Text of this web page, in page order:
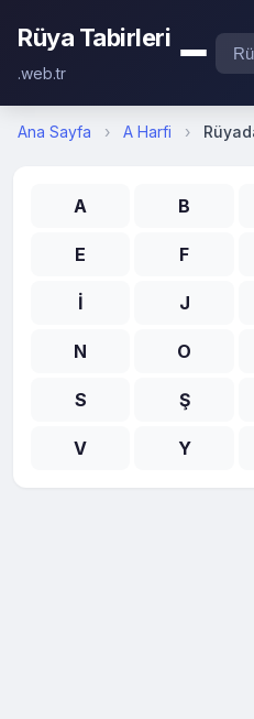
Rüya Tabirleri
.web.tr
Ana Sayfa › A Harfi ›
A B
E F
İ J
N O
S Ş
V Y